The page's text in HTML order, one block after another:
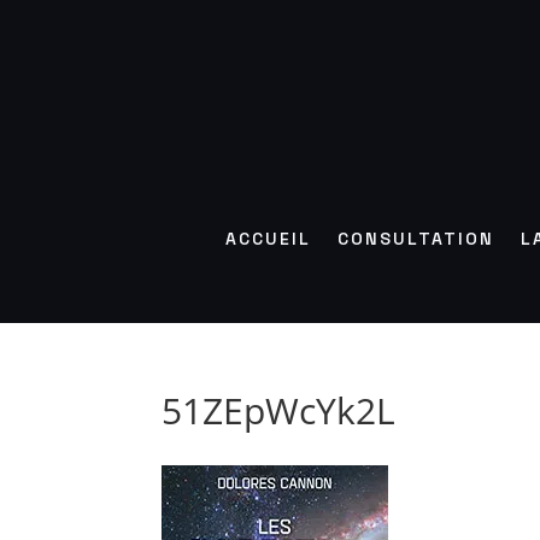
ACCUEIL CONSULTATION
51ZEpWcYk2L